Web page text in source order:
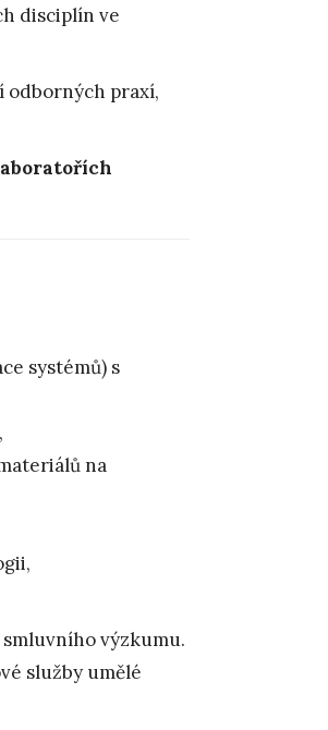
disciplín ve
odborných praxí,
systémů) s
na
výzkumu.
služby umělé